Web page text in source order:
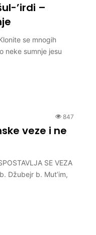
’irdi –
se mnogih
neke sumnje jesu
847
veze i ne
SE VEZA
Džubejr b. Mut’im,